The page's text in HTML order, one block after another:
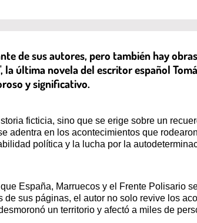
de sus autores, pero también hay
la última novela del escritor español
y significativo.
ficticia, sino que se erige sobre un
adentra en los acontecimientos que
política y la lucha por la
España, Marruecos y el Frente Polisario
sus páginas, el autor no solo revive los
un territorio y afectó a miles de